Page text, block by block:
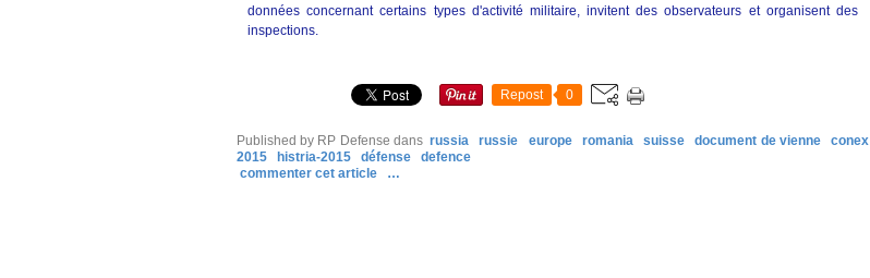
données concernant certains types d'activité militaire, invitent des observateurs et organisent des
inspections.
Repost 0
Published by RP Defense dans russia russie europe romania suisse document de vienne
conex
2015
histria-2015 défense
defence
commenter cet article
…